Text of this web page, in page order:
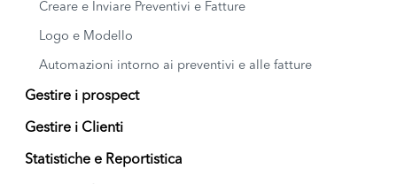
Creare e Inviare Preventivi e Fatture
Logo e Modello
Automazioni intorno ai preventivi e alle fatture
Gestire i prospect
Gestire i Clienti
Statistiche e Reportistica